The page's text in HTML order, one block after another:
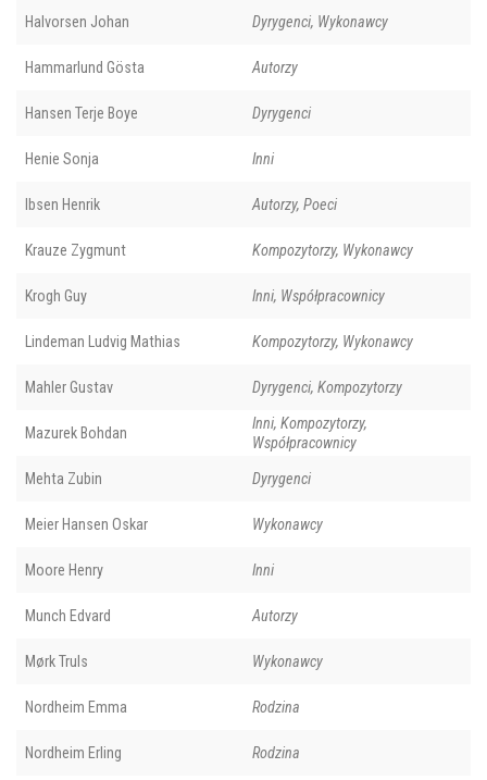
Halvorsen Johan Dyrygenci, Wykonawcy
Hammarlund Gösta Autorzy
Hansen Terje Boye Dyrygenci
Henie Sonja Inni
Ibsen Henrik Autorzy, Poeci
Krauze Zygmunt Kompozytorzy, Wykonawcy
Krogh Guy Inni, Współpracownicy
Lindeman Ludvig Mathias Kompozytorzy, Wykonawcy
Mahler Gustav Dyrygenci, Kompozytorzy
Mazurek Bohdan
Inni, Kompozytorzy,
Współpracownicy
Mehta Zubin Dyrygenci
Meier Hansen Oskar Wykonawcy
Moore Henry Inni
Munch Edvard Autorzy
Mørk Truls Wykonawcy
Nordheim Emma Rodzina
Nordheim Erling Rodzina